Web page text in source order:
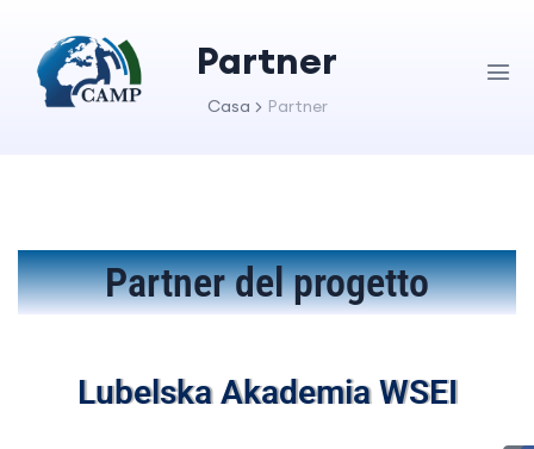
Partner
Casa Partner
Partner del progetto
Lubelska Akademia WSEI